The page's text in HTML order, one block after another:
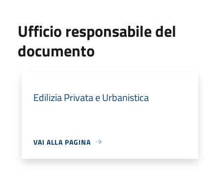
Ufficio responsabile del
documento
Edilizia Privata e Urbanistica
VAI ALLA PAGINA